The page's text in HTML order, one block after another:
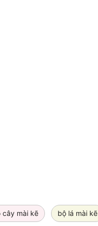
cây mài kẽ bộ lá mài kẽ